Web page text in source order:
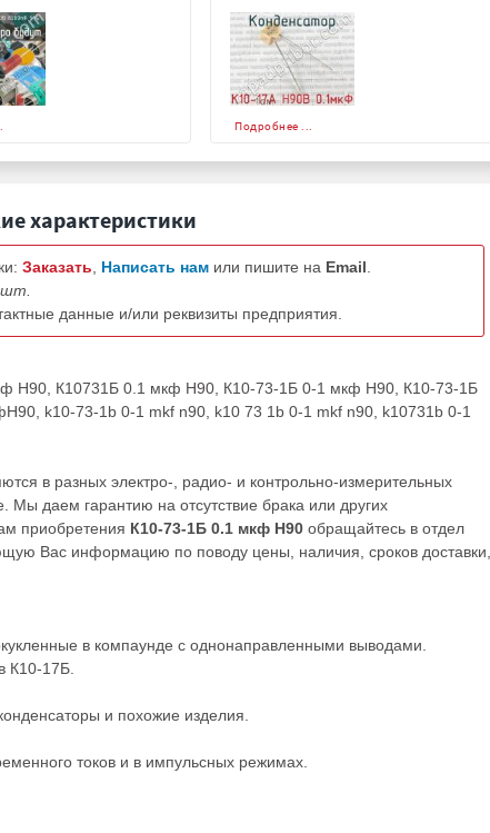
Подробнее ...
характеристики
Заказать Написать нам или пишите на Email
данные и/или реквизиты предприятия.
Н90, К10731Б 0.1 мкф Н90, К10-73-1Б 0-1 мкф Н90, К10-73-1Б
k10-73-1b 0-1 mkf n90, k10 73 1b 0-1 mkf n90, k10731b 0-1
в разных электро-, радио- и контрольно-измерительных
даем гарантию на отсутствие брака или других
приобретения К10-73-1Б 0.1 мкф Н90 обращайтесь в отдел
Вас информацию по поводу цены, наличия, сроков доставки,
в компаунде с однонаправленными выводами.
К10-17Б.
и похожие изделия.
токов и в импульсных режимах.